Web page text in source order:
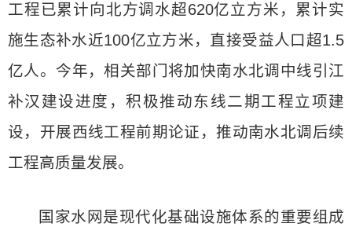
工程已累计向北方调水超620亿立方米，累计实
施生态补水近100亿立方米，直接受益人口超1.5
亿人。今年，相关部门将加快南水北调中线引江
补汉建设进度，积极推动东线二期工程立项建
设，开展西线工程前期论证，推动南水北调后续
工程高质量发展。
国家水网是现代化基础设施体系的重要组成